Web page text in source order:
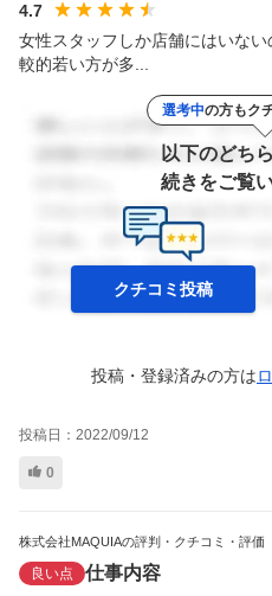
4.7
女性スタッフしか店舗にはいな
較的若い方が多...
選考中の方もク
以下のどち
続きをご覧
クチコミ投稿
投稿・登録済みの方は
投稿日： 2022/09/12
0
株式会社MAQUIAの評判・クチコミ・評価
良い点 仕事内容